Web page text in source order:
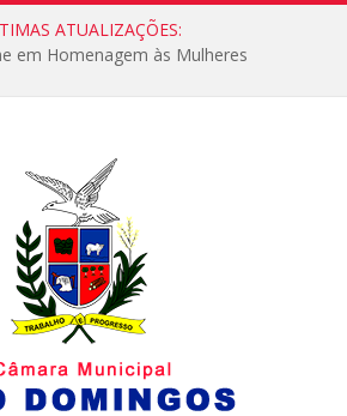
ATUALIZAÇÕES:
em Homenagem às Mulheres